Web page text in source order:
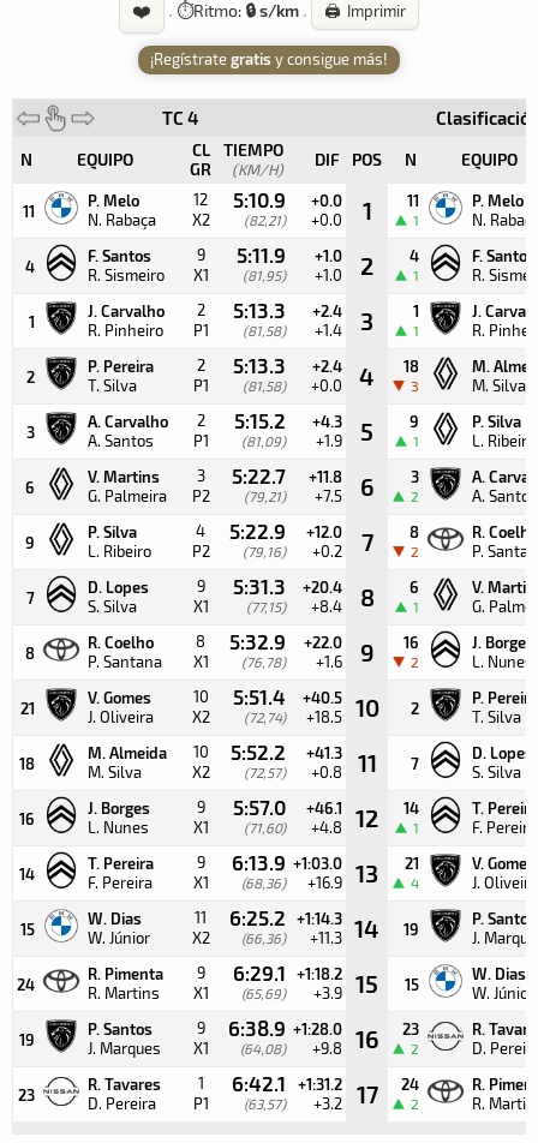
❤️ · ⏱️Ritmo: 🔒 s/km · 🖨️ Imprimir
¡Regístrategratis y consigue más!
TC 4
N EQUIPO
CL
GR
TIEMPO
(KM/H) DIF POS N EQUIPO
11
P. Melo
N. Rabaça
12
X2
5:10.9
(82,21)
+0.0
+0.0 1 11
1
P. Melo
N.
4
F. Santos
R. Sismeiro
9
X1
5:11.9
(81,95)
+1.0
+1.0 2 4
1
F. Santos
R.
1
J. Carvalho
R. Pinheiro
2
P1
5:13.3
(81,58)
+2.4
+1.4 3 1
1
J.
R.
2
P. Pereira
T. Silva
2
P1
5:13.3
(81,58)
+2.4
+0.0 4 18
3
M.
M. Silva
3
A. Carvalho
A. Santos
2
P1
5:15.2
(81,09)
+4.3
+1.9 5 9
1
P. Silva
L. Ribeiro
6
V. Martins
G. Palmeira
3
P2
5:22.7
(79,21)
+11.8
+7.5 6 3
2
A.
A. Santos
9
P. Silva
L. Ribeiro
4
P2
5:22.9
(79,16)
+12.0
+0.2 7 8
2
R. Coelho
P.
7
D. Lopes
S. Silva
9
X1
5:31.3
(77,15)
+20.4
+8.4 8 6
1
V.
G.
8
R. Coelho
P. Santana
8
X1
5:32.9
(76,78)
+22.0
+1.6 9 16
2
J. Borges
L. Nunes
21
V. Gomes
J. Oliveira
10
X2
5:51.4
(72,74)
+40.5
+18.5 10 2
P. Pereira
T. Silva
18
M. Almeida
M. Silva
10
X2
5:52.2
(72,57)
+41.3
+0.8 11 7
D. Lopes
S. Silva
16
J. Borges
L. Nunes
9
X1
5:57.0
(71,60)
+46.1
+4.8 12 14
1
T. Pereira
F. Pereira
14
T. Pereira
F. Pereira
9
X1
6:13.9
(68,36)
+1:03.0
+16.9 13 21
4
V. Gomes
J. Oliveira
15
W. Dias
W. Júnior
11
X2
6:25.2
(66,36)
+1:14.3
+11.3 14 19
P. Santos
J.
24
R. Pimenta
R. Martins
9
X1
6:29.1
(65,69)
+1:18.2
+3.9 15 15
W. Dias
W. Júnior
19
P. Santos
J. Marques
9
X1
6:38.9
(64,08)
+1:28.0
+9.8 16 23
2
R.
D.
23
R. Tavares
D. Pereira
1
P1
6:42.1
(63,57)
+1:31.2
+3.2 17 24
2
R.
R.